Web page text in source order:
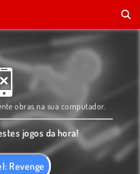
Revenge
obras na sua computador.
jogos da hora!